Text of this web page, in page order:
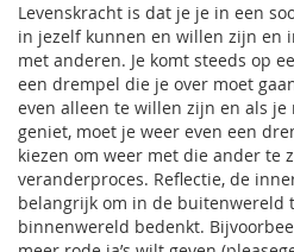
Levenskracht is dat je je in een
in jezelf kunnen en willen zijn en
met anderen. Je komt steeds op
een drempel die je over moet
even alleen te willen zijn en als
geniet, moet je weer even een
kiezen om weer met die ander te
veranderproces. Reflectie, de
belangrijk om in de buitenwereld
binnenwereld bedenkt.